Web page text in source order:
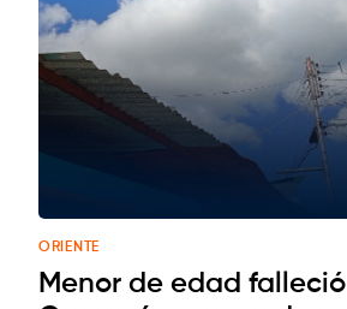
ORIENTE
Menor de edad